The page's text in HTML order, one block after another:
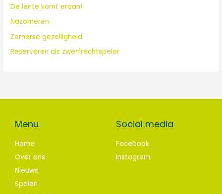
r
:
De lente komt eraan!
Nazomeren
Zomerse gezelligheid
Reserveren als zwerfrechtspeler
Menu
Home
Over ons
Nieuws
Spelen
Social media
Facebook
Instagram